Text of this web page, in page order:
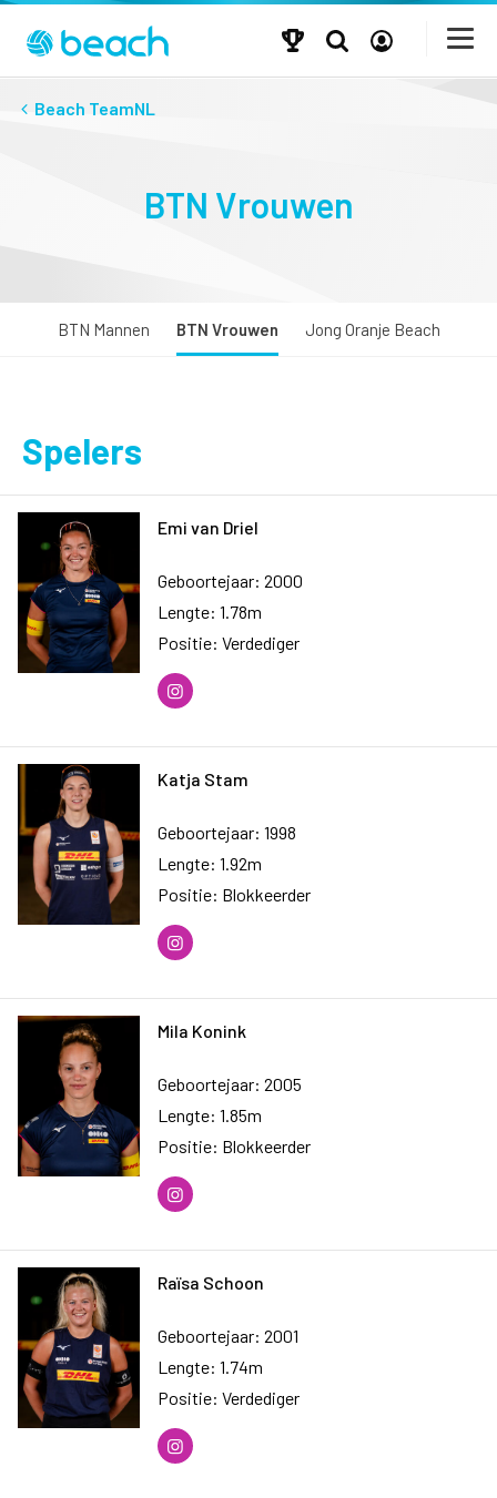
Beach TeamNL
BTN Vrouwen
BTN Mannen BTN Vrouwen Jong Oranje Beach
Spelers
Emi van Driel
Geboortejaar: 2000
Lengte: 1.78m
Positie: Verdediger
Katja Stam
Geboortejaar: 1998
Lengte: 1.92m
Positie: Blokkeerder
Mila Konink
Geboortejaar: 2005
Lengte: 1.85m
Positie: Blokkeerder
Raïsa Schoon
Geboortejaar: 2001
Lengte: 1.74m
Positie: Verdediger